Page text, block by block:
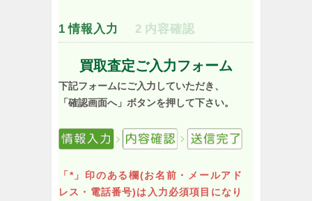
1 情報入力 2 内容確認
買取査定ご入力フォーム
下記フォームにご入力していただき、
「確認画面へ」ボタンを押して下さい。
「*」印のある欄(お名前・メールアド
レス・電話番号)は入力必須項目になり